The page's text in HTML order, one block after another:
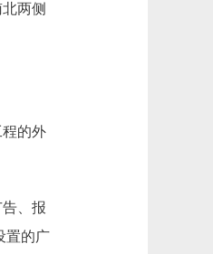
两侧
的外
、报
置的广